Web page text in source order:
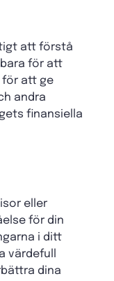
att förstå
för att
för att ge
andra
finansiella
eller
för din
i ditt
värdefull
dina